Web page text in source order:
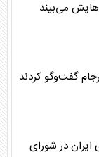
می‌بیند
گفت‌وگو کردند
ایران در شورای